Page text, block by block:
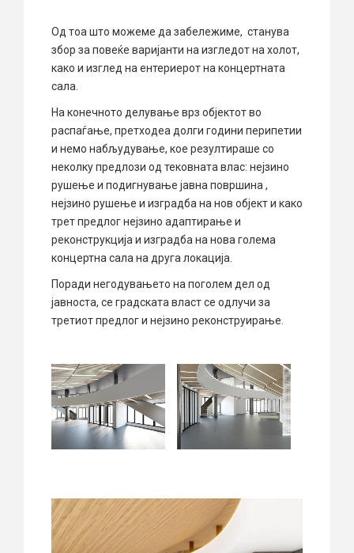
Од тоа што можеме да забележиме, станува
збор за повеќе варијанти на изгледот на холот,
како и изглед на ентериерот на концертната
сала.
На конечното делување врз објектот во
распаѓање, претходеа долги години перипетии
и немо набљудување, кое резултираше со
неколку предлози од тековната влас: нејзино
рушење и подигнување јавна површина ,
нејзино рушење и изградба на нов објект и како
трет предлог нејзино адаптирање и
реконструкција и изградба на нова голема
концертна сала на друга локација.
Поради негодувањето на поголем дел од
јавноста, се градската власт се одлучи за
третиот предлог и нејзино реконструирање.